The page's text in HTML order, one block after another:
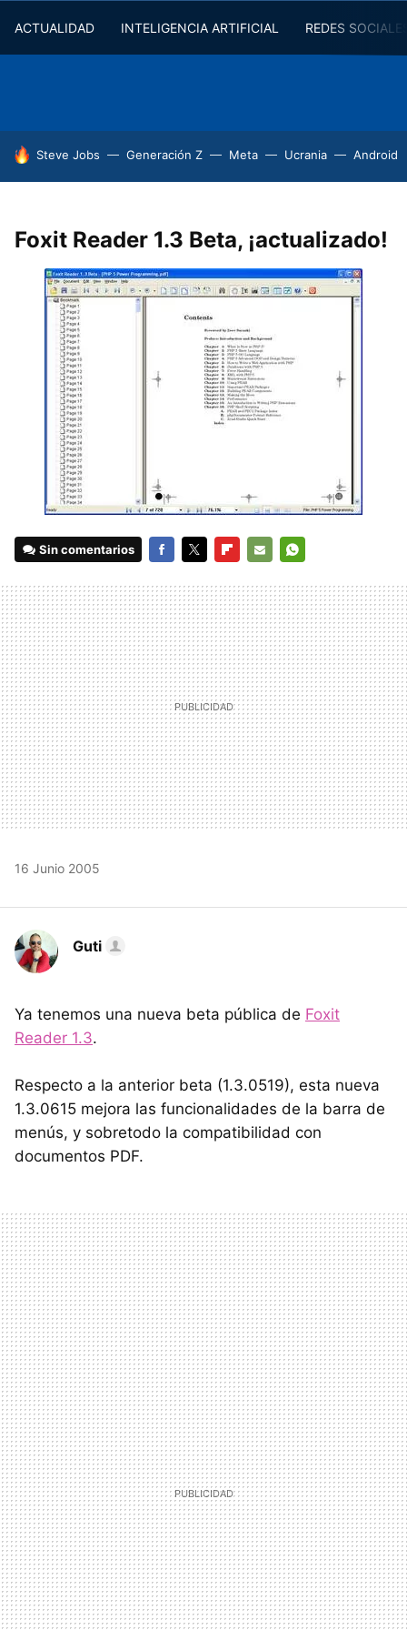
ACTUALIDAD INTELIGENCIA ARTIFICIAL REDES
HOY SE HABLA DE
Steve Jobs Generación Z Meta Ucrania Android
Foxit Reader 1.3 Beta, ¡actualizado!
Sin comentarios
MAIL
16 Junio 2005
Guti
Ya tenemos una nueva beta pública de Foxit
Reader 1.3.
Respecto a la anterior beta (1.3.0519), esta nueva
1.3.0615 mejora las funcionalidades de la barra de
menús, y sobretodo la compatibilidad con
documentos PDF.